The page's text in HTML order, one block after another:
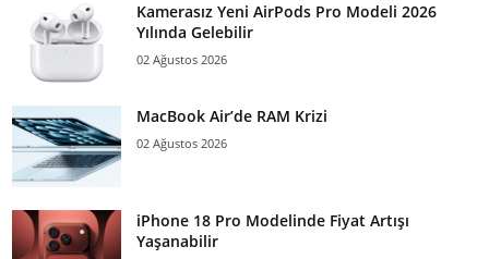
Kamerasız Yeni AirPods Pro Modeli 2026
Yılında Gelebilir
02 Ağustos 2026
MacBook Air’de RAM Krizi
02 Ağustos 2026
iPhone 18 Pro Modelinde Fiyat Artışı
Yaşanabilir